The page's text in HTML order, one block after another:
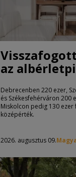
az
Debrecenben 220 ezer,
és Székesfehérváron 200
Miskolcon pedig 130
középérték.
2026. augusztus 09.